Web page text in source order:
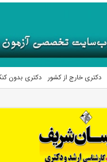
دکتری خارج از کشور دکتری بدون